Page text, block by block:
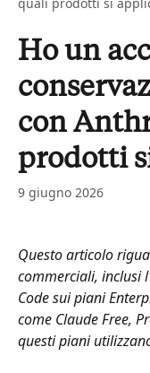
Ho un
con
prodotti
9 giugno 2026
Questo articolo
commerciali, inclusi
Code sui piani
come Claude Free,
questi piani